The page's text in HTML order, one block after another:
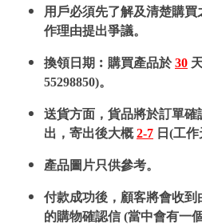
用戶必須先了解及清楚購
作理由提出爭議。
換領日期︰購買產品於30
55298850)。
送貨方面，貨品將於訂單確
出，寄出後大概2-7 日(工作
產品圖片只供參考。
付款成功後，顧客將會收到
的購物確認信 (當中會有一